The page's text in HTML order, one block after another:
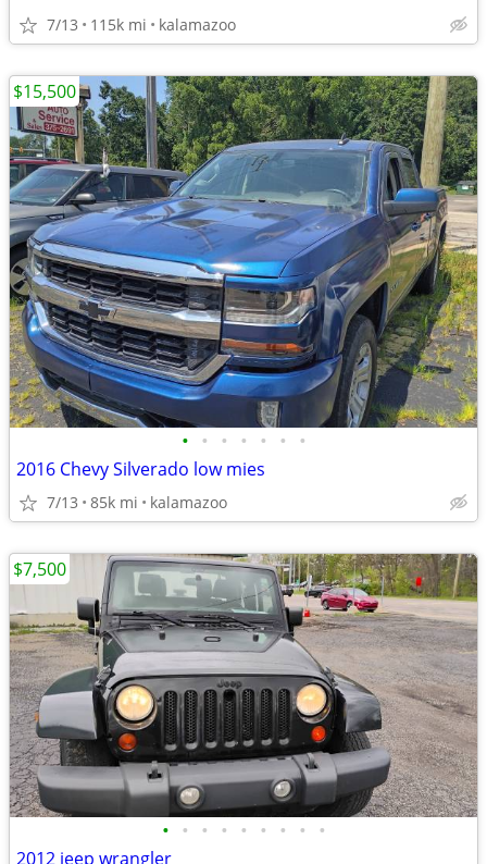
7/13 115k mi kalamazoo
• • • • • • •
2016 Chevy Silverado low mies
7/13 85k mi kalamazoo
$15,500
• • • • • • • • •
2012 jeep wrangler
$7,500